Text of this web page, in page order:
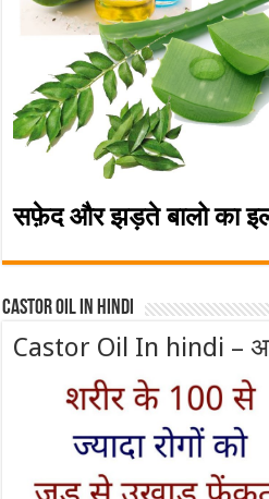
सफ़ेद और झड़ते बालो का
Castor Oil In Hindi
Castor Oil In hindi –